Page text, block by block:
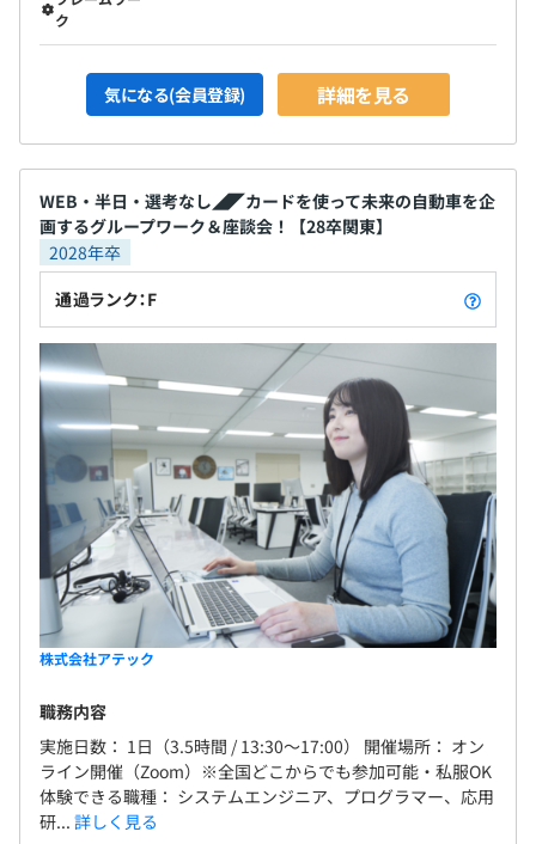
ク
気になる(会員登録) 詳細を見る
WEB・半日・選考なし◢◤カードを使って未来の自動車を企
画するグループワーク＆座談会！【28卒関東】
2028年卒
通過ランク：F
株式会社アテック
職務内容
実施日数： 1日（3.5時間 / 13:30～17:00） 開催場所： オン
ライン開催（Zoom）※全国どこからでも参加可能・私服OK
体験できる職種： システムエンジニア、プログラマー、応用
研... 詳しく見る